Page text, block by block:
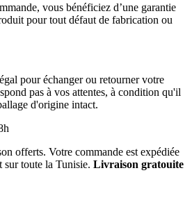
vous bénéficiez d’une garantie
pour tout défaut de fabrication ou
pour échanger ou retourner votre
pas à vos attentes, à condition qu'il
d'origine intact.
offerts. Votre commande est expédiée
sur toute la Tunisie. Livraison gratouite